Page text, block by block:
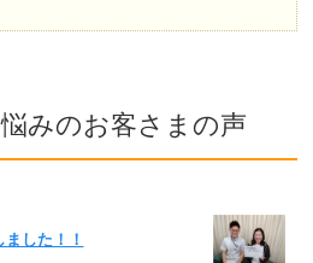
みのお客さまの声
した！！